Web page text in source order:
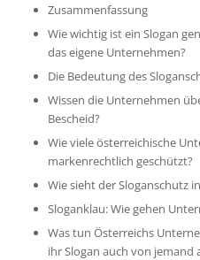
Zusammenfassung
Wie wichtig ist ein Slogan
das eigene Unternehmen?
Die Bedeutung des
Wissen die Unternehmen
Bescheid?
Wie viele österreichische
markenrechtlich geschützt?
Wie sieht der Sloganschutz
Sloganklau: Wie gehen
Was tun Österreichs
ihr Slogan auch von